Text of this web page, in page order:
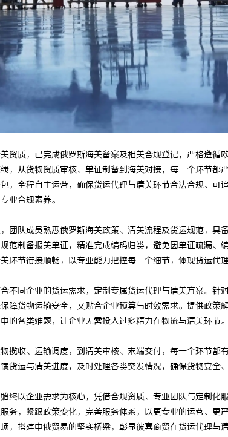
资质，已完成俄罗斯海关备案及相关合规登记，严格遵循
，从货物资质审核、单证制备到海关对接，每一个环节都
，全程自主运营，确保货运代理与清关环节合法合规、可
业合规素养。
团队成员熟悉俄罗斯海关政策、清关流程及货运规范，具
范制备报关单证，精准完成编码归类，避免因单证疏漏、
环节衔接顺畅，以专业能力把控每一个细节，体现货运代理
不同企业的货运需求，定制专属货运代理与清关方案。针
障货物运输安全，又贴合企业预算与时效需求。提供政策
的各类难题，让企业无需投入过多精力在物流与清关环节。
揽收、运输调度，到清关审核、末端交付，每一个环节都
货运与清关进度，及时处理各类突发情况，确保货物安全
终以企业需求为核心，凭借合规资质、专业团队与定制化
务，紧跟政策变化，完善服务体系，以更专业的运营、更
，搭建中俄贸易的坚实桥梁，彰显彼喜商贸在货运代理与